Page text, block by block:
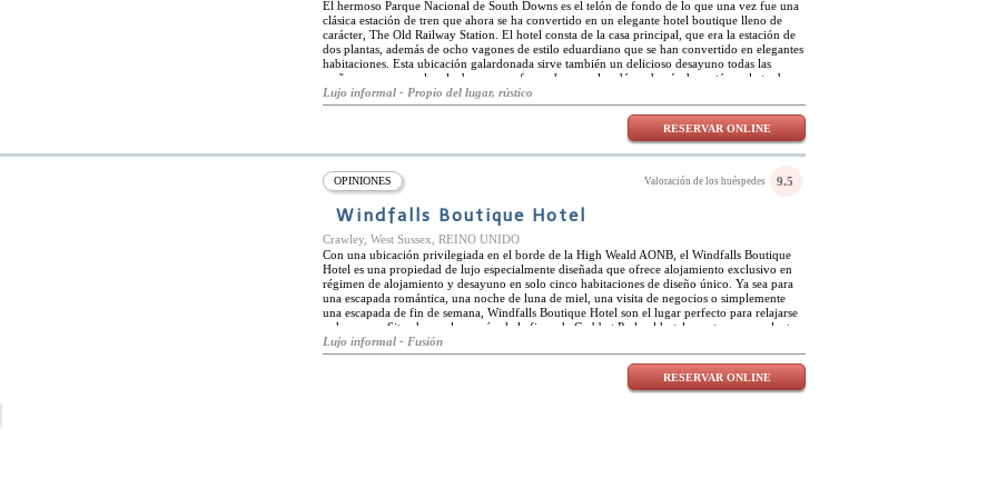
El hermoso Parque Nacional de South Downs es el telón de fondo de lo que una vez fue una
clásica estación de tren que ahora se ha convertido en un elegante hotel boutique lleno de
carácter, The Old Railway Station. El hotel consta de la casa principal, que era la estación de
dos plantas, además de ocho vagones de estilo eduardiano que se han convertido en elegantes
habitaciones. Esta ubicación galardonada sirve también un delicioso desayuno todas las
mañanas, ya sea en la sala de espera reformada o en el andén, además de un té por la tarde.
Las habitaciones están llenas de estilo tradicional inglés debido al cuidado carácter de los
vagones Pullman y al mobiliario de madera. Para aquellos que celebran una ocasión especial,
se puede servir prosecco o champán en las habitaciones. La ubicación privilegiada de The
Old Railway Station se debe a su proximidad a muchas ciudades inglesas pintorescas.
Petworth está a poca distancia en coche y es un centro de mercados y arte, mientras que
Lujo informal - Propio del lugar, rústico
RESERVAR ONLINE
OPINIONES Valoración de los huéspedes 9.5
Windfalls Boutique Hotel
Crawley, West Sussex, REINO UNIDO
Con una ubicación privilegiada en el borde de la High Weald AONB, el Windfalls Boutique
Hotel es una propiedad de lujo especialmente diseñada que ofrece alojamiento exclusivo en
régimen de alojamiento y desayuno en solo cinco habitaciones de diseño único. Ya sea para
una escapada romántica, una noche de luna de miel, una visita de negocios o simplemente
una escapada de fin de semana, Windfalls Boutique Hotel son el lugar perfecto para relajarse
y descansar. Situado en el corazón de la finca de Crabbet Park, el hotel cuenta con excelentes
conexiones con Londres y Brighton, y está a solo diez minutos en coche del aeropuerto de
Gatwick. Windfalls Boutique Hotel tiene una combinación única de glamour contemporáneo,
acentos asiáticos, antigüedades francesas, exclusivas y únicas, y obras de arte. Con un
ambiente amigable y relajado, la comodidad de los huéspedes es la prioridad en el hotel
Lujo informal - Fusión
RESERVAR ONLINE